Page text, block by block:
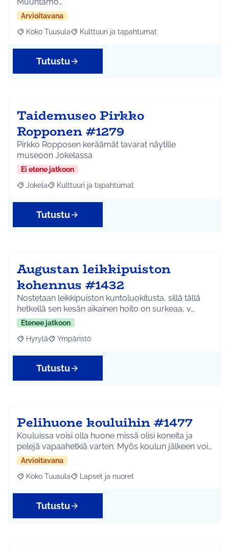
Arvioitavana
Rajaa tulokset aihepiirin mukaan: Koko Tuusula
Koko Tuusula Rajaa tulokset teeman mukaan: Kulttuuri ja
Kulttuuri ja tapahtumat
Tutustu
Taidemuseo Pirkko
Ropponen #1279
Pirkko Ropposen keräämät tavarat näytille
museoon Jokelassa
Ei etene jatkoon
Rajaa tulokset aihepiirin mukaan: Jokela
Jokela Rajaa tulokset teeman mukaan: Kulttuuri ja
Kulttuuri ja tapahtumat
Tutustu
Augustan leikkipuiston
kohennus #1432
Nostetaan leikkipuiston kuntoluokitusta, sillä tällä
hetkellä sen kesän aikainen hoito on surkeaa, v…
Etenee jatkoon
Rajaa tulokset aihepiirin mukaan: Hyrylä
Hyrylä Rajaa tulokset teeman mukaan: Ympäristö
Ympäristö
Tutustu
Pelihuone kouluihin #1477
Kouluissa voisi olla huone missä olisi koneita ja
pelejä vapaahetkiä varten. Myös koulun jälkeen voi…
Arvioitavana
Rajaa tulokset aihepiirin mukaan: Koko Tuusula
Koko Tuusula Rajaa tulokset teeman mukaan: Lapset ja
Lapset ja nuoret
Tutustu